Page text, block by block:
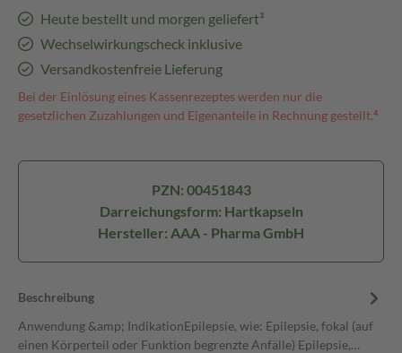
Heute bestellt und morgen geliefert³
Wechselwirkungscheck inklusive
Versandkostenfreie Lieferung
Bei der Einlösung eines Kassenrezeptes werden nur die
gesetzlichen Zuzahlungen und Eigenanteile in Rechnung gestellt.⁴
PZN: 00451843
Darreichungsform: Hartkapseln
Hersteller: AAA - Pharma GmbH
Beschreibung
Anwendung &amp; IndikationEpilepsie, wie: Epilepsie, fokal (auf
einen Körperteil oder Funktion begrenzte Anfälle) Epilepsie,…